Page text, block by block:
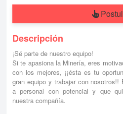
Descripción
¡Sé parte de nuestro equipo!
Si te apasiona la Minería, eres
con los mejores, ¡¡ésta es tu
gran equipo y trabajar con
a personal con potencial y que
nuestra compañía.